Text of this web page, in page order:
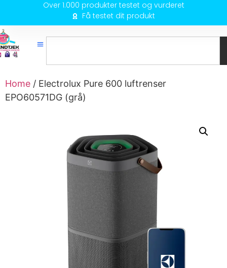
Over 1.000 produkter testet og vurderet
Få testet dit produkt
Home / Electrolux Pure 600 luftrenser
EPO60571DG (grå)